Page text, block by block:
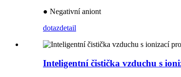
● Negativní aniont
dotazdetail
Inteligentní čistička vzduchu s